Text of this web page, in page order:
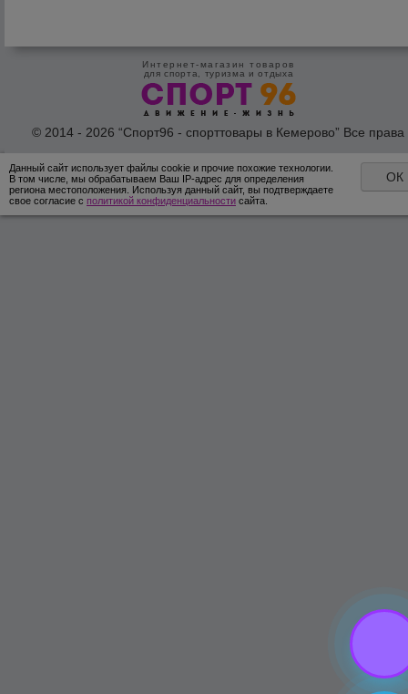
Интернет-магазин товаров
для спорта, туризма и отдыха
© 2014 - 2026 “Спорт96 - спорттовары в Кемерово” Все права
Данный сайт использует файлы cookie и прочие похожие технологии.
В том числе, мы обрабатываем Ваш IP-адрес для определения
региона местоположения. Используя данный сайт, вы подтверждаете
свое согласие с политикой конфиденциальности сайта.
ОК